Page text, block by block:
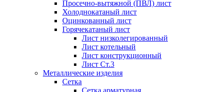
Просечно-вытяжной (ПВЛ) лист
Холоднокатаный лист
Оцинкованный лист
Горячекатаный лист
Лист низколегированный
Лист котельный
Лист конструкционный
Лист Ст.3
Металлические изделия
Сетка
Сетка арматурная